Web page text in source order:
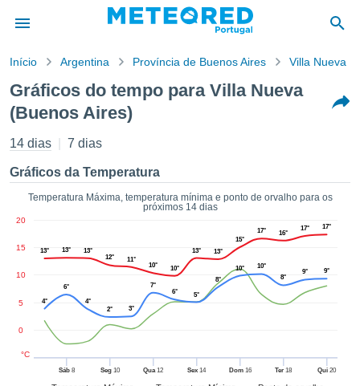
da
por
que as
a este
opções:
e
forma
digital
Início Argentina Província de Buenos Aires Villa Nueva
Gráficos do tempo para Villa Nueva
(Buenos Aires)
14 dias 7 dias
Gráficos da Temperatura
Temperatura Máxima, temperatura mínima e ponto de orvalho para os
próximos 14 dias
Sáb8 Seg10 Qua12 Sex 14 Dom16 Ter 18 Qui 20
0
5
10
15
20
°C
13° 13°
13°
12°
11°
10° 10°
13° 13°
15°
17° 16°
17° 17°
4°
6°
4°
2°
3°
7°
6°
5°
8°
10°
10°
8°
9° 9°